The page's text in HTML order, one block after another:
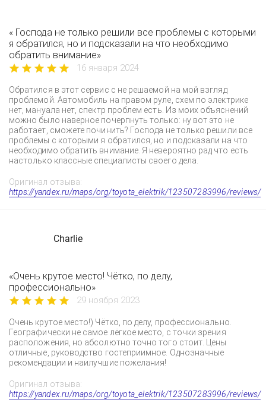
« Господа не только решили все проблемы с которыми
я обратился, но и подсказали на что необходимо
обратить внимание»
16 января 2024
Обратился в этот сервис с не решаемой на мой взгляд
проблемой. Автомобиль на правом руле, схем по электрике
нет, мануала нет, спектр проблем есть. Из моих объяснений
можно было наверное почерпнуть только: ну вот это не
работает, сможете починить? Господа не только решили все
проблемы с которыми я обратился, но и подсказали на что
необходимо обратить внимание. Я невероятно рад что есть
настолько классные специалисты своего дела.
Оригинал отзыва:
https://yandex.ru/maps/org/toyota_elektrik/123507283996/reviews/
Charlie
«Очень крутое место! Чётко, по делу,
профессионально»
29 ноября 2023
Очень крутое место!) Чётко, по делу, профессионально.
Географически не самое лёгкое место, с точки зрения
расположения, но абсолютно точно того стоит. Цены
отличные, руководство гостеприимное. Однозначные
рекомендации и наилучшие пожелания!
Оригинал отзыва:
https://yandex.ru/maps/org/toyota_elektrik/123507283996/reviews/